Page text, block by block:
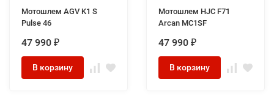
Мотошлем AGV K1 S
Pulse 46
47 990 ₽
В корзину
Мотошлем HJC F71
Arcan MC1SF
47 990 ₽
В корзину